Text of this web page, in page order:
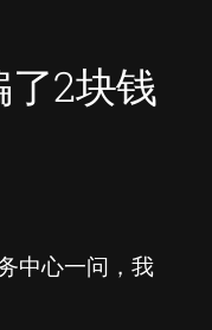
2块钱
中心一问，我